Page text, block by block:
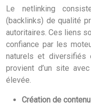
Le netlinking
(backlinks) de qualité
autoritaires. Ces liens
confiance par les
naturels et diversifiés
provient d’un site
élevée.
Création de